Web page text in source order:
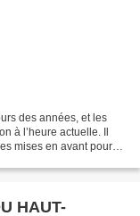
des années, et les
à l’heure actuelle. Il
mises en avant pour